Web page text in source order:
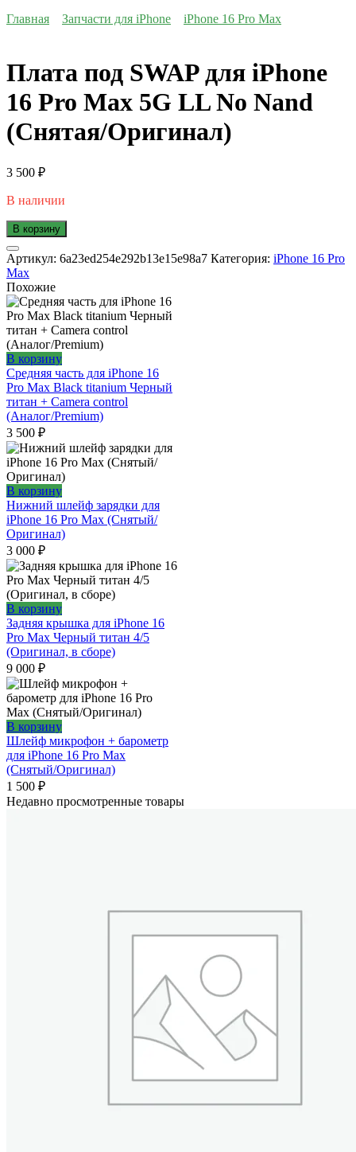
Главная
Запчасти для iPhone iPhone 16 Pro Max
Плата под SWAP для iPhone
16 Pro Max 5G LL No Nand
(Снятая/Оригинал)
3 500 ₽
В наличии
В корзину
Артикул: 6a23ed254e292b13e15e98a7 Категория: iPhone 16 Pro
Max
Похожие
В корзину
Средняя часть для iPhone 16
Pro Max Black titanium Черный
титан + Camera control
(Аналог/Premium)
3 500 ₽
В корзину
Нижний шлейф зарядки для
iPhone 16 Pro Max (Снятый/
Оригинал)
3 000 ₽
В корзину
Задняя крышка для iPhone 16
Pro Max Черный титан 4/5
(Оригинал, в сборе)
9 000 ₽
В корзину
Шлейф микрофон + барометр
для iPhone 16 Pro Max
(Cнятый/Оригинал)
1 500 ₽
Недавно просмотренные товары